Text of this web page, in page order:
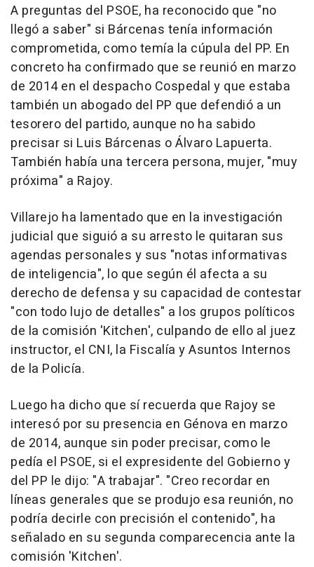
A preguntas del PSOE, ha reconocido que "no
llegó a saber" si Bárcenas tenía información
comprometida, como temía la cúpula del PP. En
concreto ha confirmado que se reunió en marzo
de 2014 en el despacho Cospedal y que estaba
también un abogado del PP que defendió a un
tesorero del partido, aunque no ha sabido
precisar si Luis Bárcenas o Álvaro Lapuerta.
También había una tercera persona, mujer, "muy
próxima" a Rajoy.
Villarejo ha lamentado que en la investigación
judicial que siguió a su arresto le quitaran sus
agendas personales y sus "notas informativas
de inteligencia", lo que según él afecta a su
derecho de defensa y su capacidad de contestar
"con todo lujo de detalles" a los grupos políticos
de la comisión 'Kitchen', culpando de ello al juez
instructor, el CNI, la Fiscalía y Asuntos Internos
de la Policía.
Luego ha dicho que sí recuerda que Rajoy se
interesó por su presencia en Génova en marzo
de 2014, aunque sin poder precisar, como le
pedía el PSOE, si el expresidente del Gobierno y
del PP le dijo: "A trabajar". "Creo recordar en
líneas generales que se produjo esa reunión, no
podría decirle con precisión el contenido", ha
señalado en su segunda comparecencia ante la
comisión 'Kitchen'.